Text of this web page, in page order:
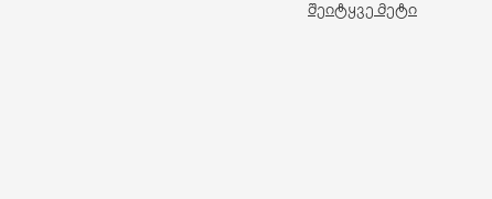
შეიტყვე მეტი